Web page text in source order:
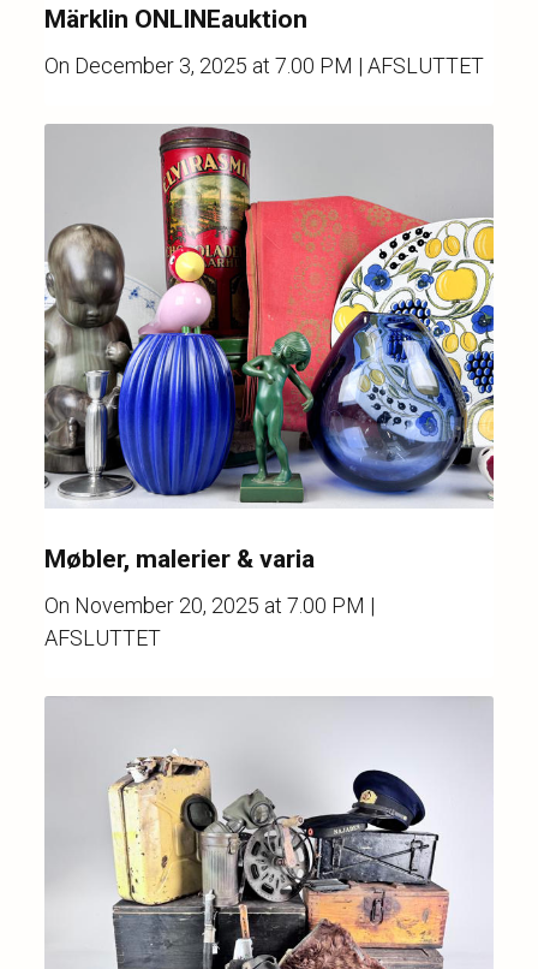
Märklin ONLINEauktion
On December 3, 2025 at 7.00 PM | AFSLUTTET
Møbler, malerier & varia
On November 20, 2025 at 7.00 PM |
AFSLUTTET